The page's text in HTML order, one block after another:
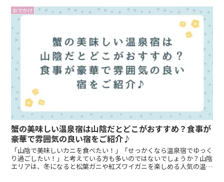
おでかけ
蟹の美味しい温泉宿は山陰だとどこがおすすめ？食事が
豪華で雰囲気の良い宿をご紹介♪
「山陰で美味しいカニを食べたい！」「せっかくなら温泉宿でゆっく
り過ごしたい！」と考えている方も多いのではないでしょうか？山陰
エリアは、冬になると松葉ガニや紅ズワイガニを楽しめる人気の温泉